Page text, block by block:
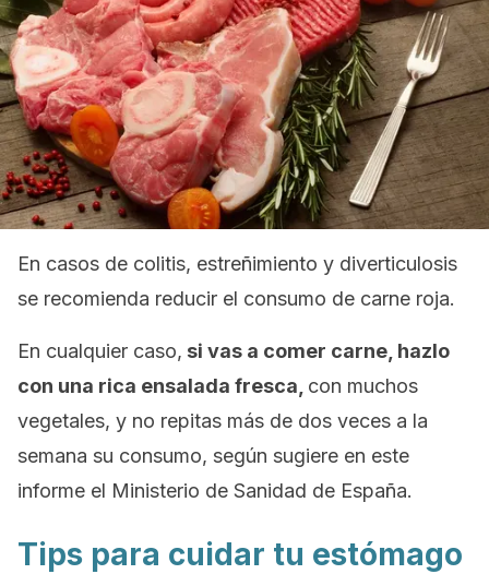
En casos de colitis, estreñimiento y diverticulosis
se recomienda reducir el consumo de carne roja.
En cualquier caso, si vas a comer carne, hazlo
con una rica ensalada fresca, con muchos
vegetales, y no repitas más de dos veces a la
semana su consumo, según sugiere en este
informe el Ministerio de Sanidad de España.
Tips para cuidar tu estómago